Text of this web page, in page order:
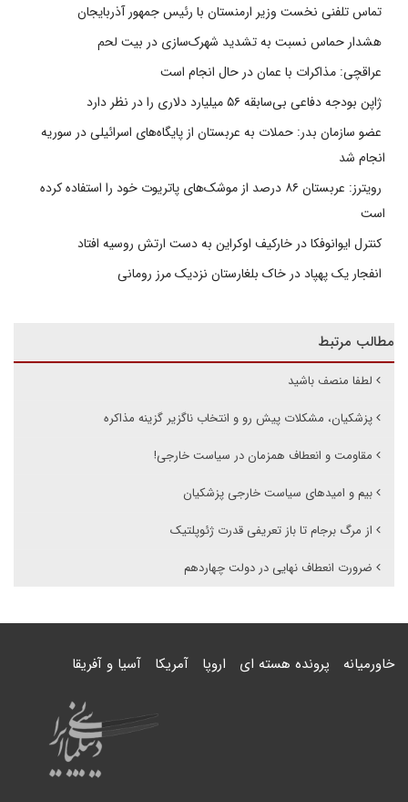
تماس تلفنی نخست وزیر ارمنستان با رئیس جمهور آذربایجان
هشدار حماس نسبت به تشدید شهرک‌سازی در بیت‌ لحم
عراقچی: مذاکرات با عمان در حال انجام است
ژاپن بودجه دفاعی بی‌سابقه ۵۶ میلیارد دلاری را در نظر دارد
عضو سازمان بدر: حملات به عربستان از پایگاه‌های اسرائیلی در سوریه
انجام شد
رویترز: عربستان ۸۶ درصد از موشک‌های پاتریوت خود را استفاده کرده
است
کنترل ایوانوفکا در خارکیف اوکراین به دست ارتش روسیه افتاد
انفجار یک پهپاد در خاک بلغارستان نزدیک مرز رومانی
مطالب مرتبط
لطفا منصف باشید
پزشکیان، مشکلات پیش رو و انتخاب ناگزیر گزینه مذاکره
مقاومت و انعطاف همزمان در سیاست خارجی!
بیم و امیدهای سیاست خارجی پزشکیان
از مرگ برجام تا باز تعریفی قدرت ژئوپلتیک
ضرورت انعطاف نهایی در دولت چهاردهم
خاورمیانه پرونده هسته ای اروپا آمریکا آسیا و آفریقا